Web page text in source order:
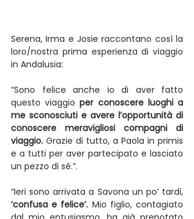
Serena, Irma e Josie raccontano così la
loro/nostra prima esperienza di viaggio
in Andalusia:
“Sono felice anche io di aver fatto
questo viaggio per conoscere luoghi a
me sconosciuti e avere l’opportunità di
conoscere meravigliosi compagni di
viaggio. Grazie di tutto, a Paola in primis
e a tutti per aver partecipato e lasciato
un pezzo di sé.”.
‘confusa e felice’. Mio figlio, contagiato